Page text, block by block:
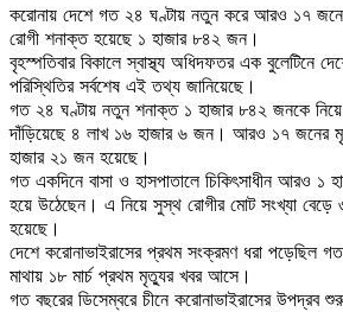
করোনায় দেশে গত ২৪ ঘণ্টায় নতুন করে আরও ১৭
রোগী শনাক্ত হয়েছে ১ হাজার ৮৪২ জন।
বৃহস্পতিবার বিকালে স্বাস্থ্য অধিদফতর এক বুলেটিনে
পরিস্থিতির সর্বশেষ এই তথ্য জানিয়েছে।
গত ২৪ ঘণ্টায় নতুন শনাক্ত ১ হাজার ৮৪২ জনকে
দাঁড়িয়েছে ৪ লাখ ১৬ হাজার ৬ জন। আরও ১৭ জনের
হাজার ২১ জন হয়েছে।
গত একদিনে বাসা ও হাসপাতালে চিকিৎসাধীন আরও ১
হয়ে উঠেছেন। এ নিয়ে সুস্থ রোগীর মোট সংখ্যা
হয়েছে।
দেশে করোনাভাইরাসের প্রথম সংক্রমণ ধরা পড়েছিল
মাথায় ১৮ মার্চ প্রথম মৃত্যুর খবর আসে।
গত বছরের ডিসেম্বরে চীনে করোনাভাইরাসের উপদ্রব